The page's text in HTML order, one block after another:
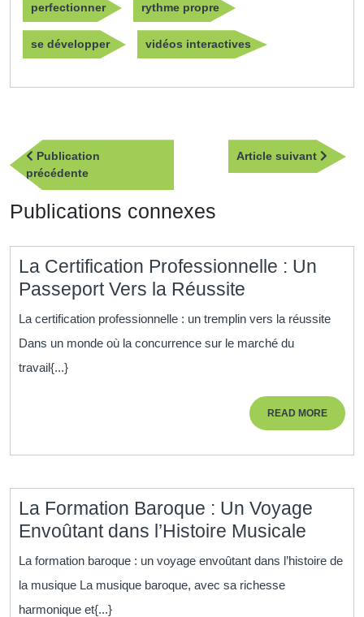
perfectionner rythme propre
se développer vidéos interactives
Navigation
de
l’article
Publication
précédentePublication
précédente
Article suivant
Article
Publications connexes
La Certification Professionnelle : Un
Passeport Vers la Réussite
Certification
Passeport
Vers
La certification professionnelle : un tremplin vers la réussite
Dans un monde où la concurrence sur le marché du
travail{...}
READ MOREREAD
MORE
La Formation Baroque : Un Voyage
Envoûtant dans l’Histoire Musicale
La formation baroque : un voyage envoûtant dans l’histoire de
la musique La musique baroque, avec sa richesse
harmonique et{...}